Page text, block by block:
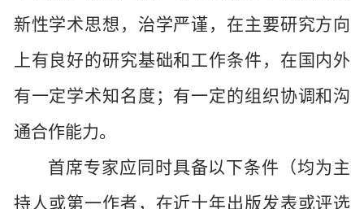
新性学术思想，治学严谨，在主要研究方向
上有良好的研究基础和工作条件，在国内外
有一定学术知名度；有一定的组织协调和沟
通合作能力。
首席专家应同时具备以下条件（均为主
持人或第一作者，在近十年出版发表或评选